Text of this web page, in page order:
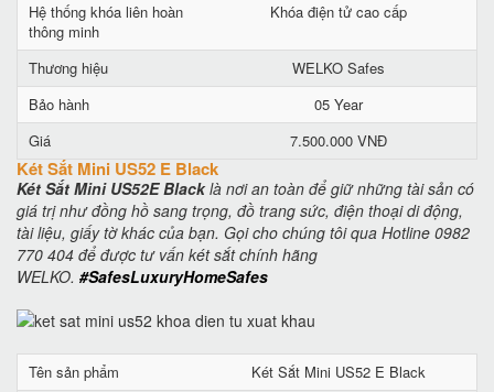
Hệ thống khóa liên hoàn
thông minh
Khóa điện tử cao cấp
Thương hiệu
WELKO Safes
Bảo hành
05 Year
Giá
7.500.000 VNĐ
Két Sắt Mini US52 E Black
Két Sắt Mini US52E Blacklà nơi an toàn để giữ những tài sản có
giá trị như đồng hồ sang trọng, đồ trang sức, điện thoại di động,
tài liệu, giấy tờ khác của bạn. Gọi cho chúng tôi qua Hotline 0982
770 404 để được tư vấn két sắt chính hãng
WELKO. #SafesLuxuryHomeSafes
Tên sản phẩm
Két Sắt Mini US52 E Black